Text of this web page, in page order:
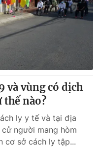
và vùng có dịch
thế nào?
ly y tế và tại địa
người mang hòm
cơ sở cách ly tập...